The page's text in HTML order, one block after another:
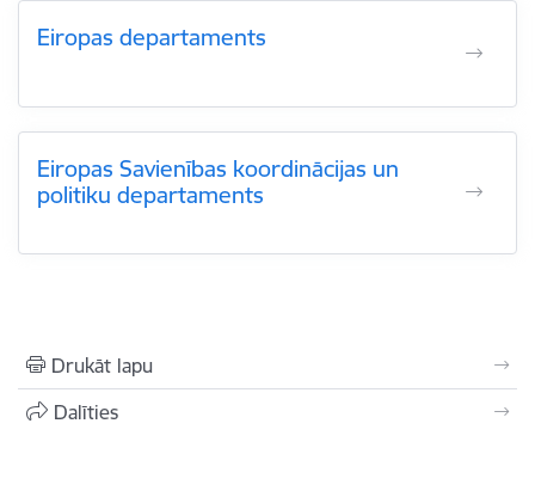
Eiropas departaments
Eiropas Savienības koordinācijas un
politiku departaments
Drukāt lapu
Dalīties